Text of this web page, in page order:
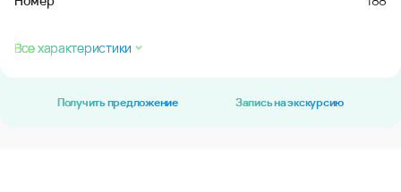
Все характеристики
Получить предложение Запись на экскурсию